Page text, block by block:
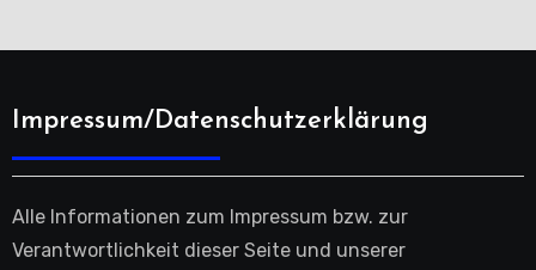
Impressum/Datenschutzerklärung
Alle Informationen zum Impressum bzw. zur
Verantwortlichkeit dieser Seite und unserer